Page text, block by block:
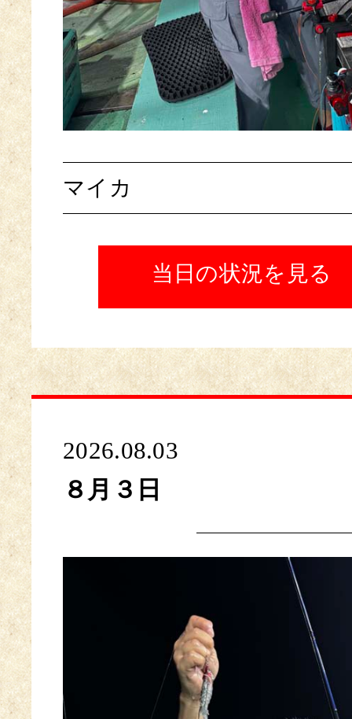
マイカ
当日の状況を見る
2026.08.03
８月３日